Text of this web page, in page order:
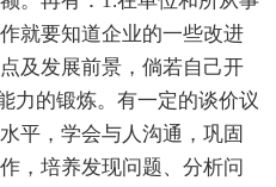
就要知道企业的一些改进
及发展前景，倘若自己开
力的锻炼。有一定的谈价议
平，学会与人沟通，巩固
，培养发现问题、分析问